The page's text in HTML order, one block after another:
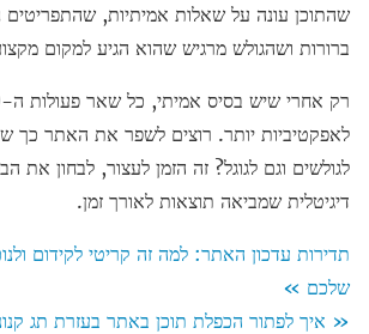
שהתוכן עונה על שאלות אמיתיות, שהתפריטים
ברורות ושהגולש מרגיש שהוא הגיע למקום
לאפקטיביות יותר. רוצים לשפר את האתר כך
לגולשים וגם לגוגל? זה הזמן לעצור, לבחון את
דיגיטלית שמביאה תוצאות לאורך זמן.
תדירות עדכון האתר: למה זה קריטי לקידום
שלכם »
« איך לפתור הכפלת תוכן באתר בעזרת תג